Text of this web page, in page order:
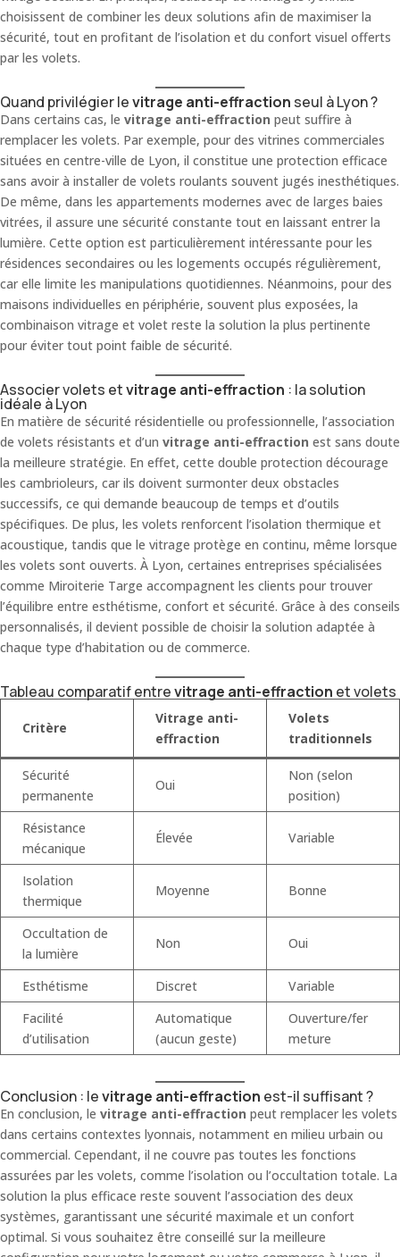
choisissent de combiner les deux solutions afin de maximiser la
sécurité, tout en profitant de l’isolation et du confort visuel offerts
par les volets.
Quand privilégier levitrage anti-effraction seul à Lyon ?
Dans certains cas, le vitrage anti-effraction peut suffire à
remplacer les volets. Par exemple, pour des vitrines commerciales
situées en centre-ville de Lyon, il constitue une protection efficace
sans avoir à installer de volets roulants souvent jugés inesthétiques.
De même, dans les appartements modernes avec de larges baies
vitrées, il assure une sécurité constante tout en laissant entrer la
lumière. Cette option est particulièrement intéressante pour les
résidences secondaires ou les logements occupés régulièrement,
car elle limite les manipulations quotidiennes. Néanmoins, pour des
maisons individuelles en périphérie, souvent plus exposées, la
combinaison vitrage et volet reste la solution la plus pertinente
pour éviter tout point faible de sécurité.
Associer volets etvitrage anti-effraction : la solution
idéale à Lyon
En matière de sécurité résidentielle ou professionnelle, l’association
de volets résistants et d’un vitrage anti-effraction est sans doute
la meilleure stratégie. En effet, cette double protection décourage
les cambrioleurs, car ils doivent surmonter deux obstacles
successifs, ce qui demande beaucoup de temps et d’outils
spécifiques. De plus, les volets renforcent l’isolation thermique et
acoustique, tandis que le vitrage protège en continu, même lorsque
les volets sont ouverts. À Lyon, certaines entreprises spécialisées
comme Miroiterie Targe accompagnent les clients pour trouver
l’équilibre entre esthétisme, confort et sécurité. Grâce à des conseils
personnalisés, il devient possible de choisir la solution adaptée à
chaque type d’habitation ou de commerce.
Tableau comparatif entrevitrage anti-effraction et volets
Critère
Vitrage anti-
effraction
Volets
traditionnels
Sécurité
permanente
Oui
Non (selon
position)
Résistance
mécanique
Élevée Variable
Isolation
thermique
Moyenne Bonne
Occultation de
la lumière
Non Oui
Esthétisme Discret
Variable
Facilité
d’utilisation
Automatique
(aucun geste)
Ouverture/fer
meture
Conclusion : levitrage anti-effraction est-il suffisant ?
En conclusion, le vitrage anti-effraction peut remplacer les volets
dans certains contextes lyonnais, notamment en milieu urbain ou
commercial. Cependant, il ne couvre pas toutes les fonctions
assurées par les volets, comme l’isolation ou l’occultation totale. La
solution la plus efficace reste souvent l’association des deux
systèmes, garantissant une sécurité maximale et un confort
optimal. Si vous souhaitez être conseillé sur la meilleure